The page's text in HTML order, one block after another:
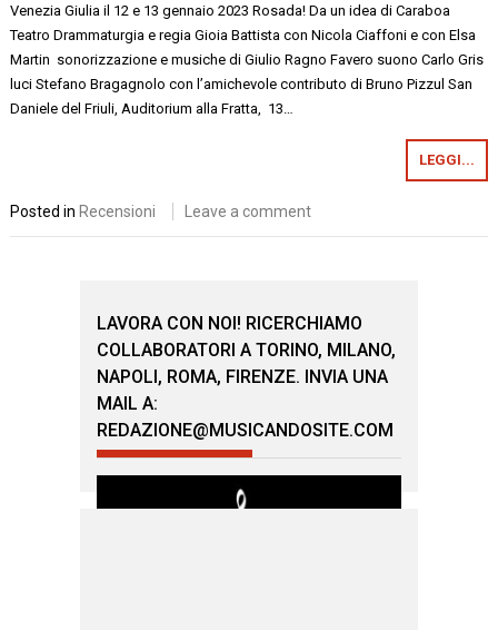
Venezia Giulia il 12 e 13 gennaio 2023 Rosada! Da un idea di Caraboa
Teatro Drammaturgia e regia Gioia Battista con Nicola Ciaffoni e con Elsa
Martin sonorizzazione e musiche di Giulio Ragno Favero suono Carlo Gris
luci Stefano Bragagnolo con l’amichevole contributo di Bruno Pizzul San
Daniele del Friuli, Auditorium alla Fratta, 13…
LEGGI...
Posted inRecensioni Leave a comment
LAVORA CON NOI! RICERCHIAMO
COLLABORATORI A TORINO, MILANO,
NAPOLI, ROMA, FIRENZE. INVIA UNA
MAIL A:
REDAZIONE@MUSICANDOSITE.COM